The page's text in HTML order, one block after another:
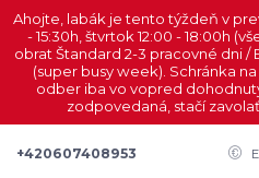
Ahojte, labák je tento týždeň v
- 15:30h, štvrtok 12:00 - 18:00h
obrat Štandard 2-3 pracovné dni
(super busy week). Schránka
odber iba vo vopred
zodpovedaná, stačí zavolať
+420607408953